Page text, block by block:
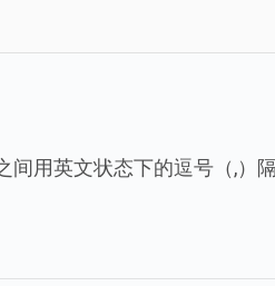
间用英文状态下的逗号（,）